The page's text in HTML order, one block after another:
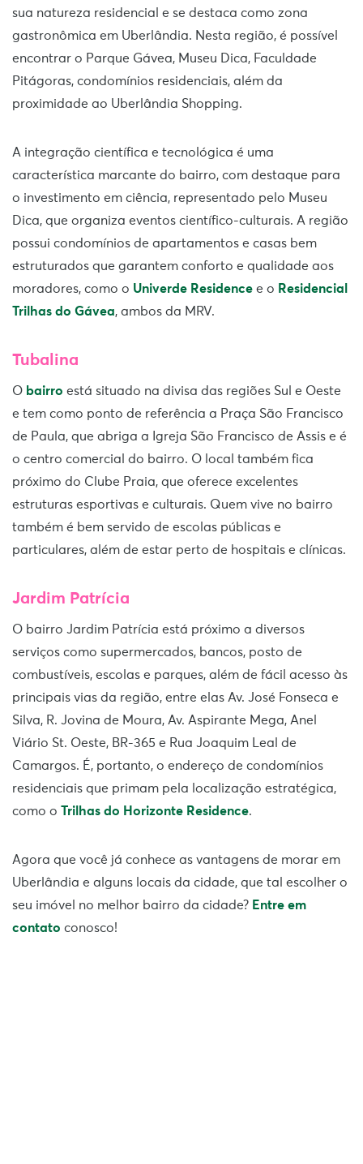
sua natureza residencial e se destaca como zona
gastronômica em Uberlândia. Nesta região, é possível
encontrar o Parque Gávea, Museu Dica, Faculdade
Pitágoras, condomínios residenciais, além da
proximidade ao Uberlândia Shopping.
A integração científica e tecnológica é uma
característica marcante do bairro, com destaque para
o investimento em ciência, representado pelo Museu
Dica, que organiza eventos científico-culturais. A região
possui condomínios de apartamentos e casas bem
estruturados que garantem conforto e qualidade aos
moradores, como o Univerde Residence e o Residencial
Trilhas do Gávea, ambos da MRV.
Tubalina
O bairro está situado na divisa das regiões Sul e Oeste
e tem como ponto de referência a Praça São Francisco
de Paula, que abriga a Igreja São Francisco de Assis e é
o centro comercial do bairro. O local também fica
próximo do Clube Praia, que oferece excelentes
estruturas esportivas e culturais. Quem vive no bairro
também é bem servido de escolas públicas e
particulares, além de estar perto de hospitais e clínicas.
Jardim Patrícia
O bairro Jardim Patrícia está próximo a diversos
serviços como supermercados, bancos, posto de
combustíveis, escolas e parques, além de fácil acesso às
principais vias da região, entre elas Av. José Fonseca e
Silva, R. Jovina de Moura, Av. Aspirante Mega, Anel
Viário St. Oeste, BR-365 e Rua Joaquim Leal de
Camargos. É, portanto, o endereço de condomínios
residenciais que primam pela localização estratégica,
como o Trilhas do Horizonte Residence.
Agora que você já conhece as vantagens de morar em
Uberlândia e alguns locais da cidade, que tal escolher o
seu imóvel no melhor bairro da cidade? Entre em
contato conosco!